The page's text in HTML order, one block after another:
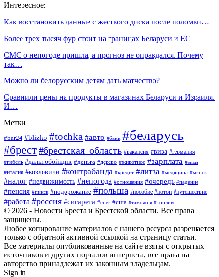
Интересное:
Как восстановить данные с жесткого диска после поломки…
Более трех тысяч фур стоит на границах Беларуси и ЕС
СМС о непогоде пришла, а прогноз не оправдался. Почему
так…
Можно ли белорусским детям дать матчество?
Сравнили цены на продукты в магазинах Беларуси и Израиля.
И…
Метки
#bar24 #blizko #tochka #авто #банк #беларусь
#брест#брестская_область #вакансия #виза #германия
#гибель #дальнобойщик #деньга #дерево #животное #зарплата #зима
#италия #козловичи #контрабанда #кредит #литва #медицина #минск
#налог #недвижимость #непогода #отношения #очередь #падение
#пенсия #пинск #подорожание #польша #пособие #потоп #путешествие
#работа #россия #сигарета #снег #сша #таможня #топливо
© 2026 - Новости Бреста и Брестской области. Все права
защищены.
Любое копирование материалов с нашего ресурса разрешается
только с обратной активной ссылкой на страницу статьи.
Все материалы опубликованные на сайте взяты с открытых
источников и других порталов интернета, все права на
авторство принадлежат их законным владельцам.
Sign in